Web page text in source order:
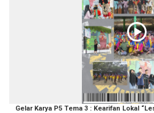
Gelar Karya P5 Tema 3 : Kearifan Lokal